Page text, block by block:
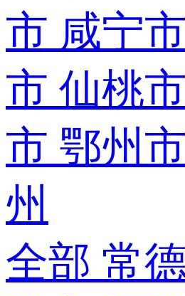
市 咸宁市
市 仙桃市
市 鄂州市
州
全部 常